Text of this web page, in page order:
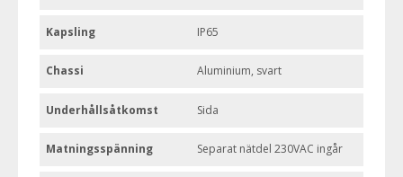
Kapsling IP65
Chassi Aluminium, svart
Underhållsåtkomst Sida
Matningsspänning Separat nätdel 230VAC ingår